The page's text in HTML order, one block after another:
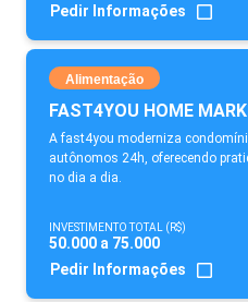
Pedir Informações
Alimentação
FAST4YOU HOME
A fast4you moderniza
autônomos 24h, oferecendo
no dia a dia.
INVESTIMENTO TOTAL (R$)
50.000 a 75.000
Pedir Informações